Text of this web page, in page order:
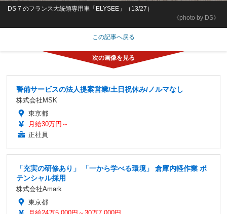
《photo by DS》
DS 7 のフランス大統領専用車「ELYSEE」（13/27）
この記事へ戻る
警備サービスの法人提案営業/土日祝休み/ノルマなし
株式会社MSK
東京都
月給30万円～
正社員
「充実の研修あり」 「一から学べる環境」 倉庫内軽作業 ポ
テンシャル採用
株式会社Amark
東京都